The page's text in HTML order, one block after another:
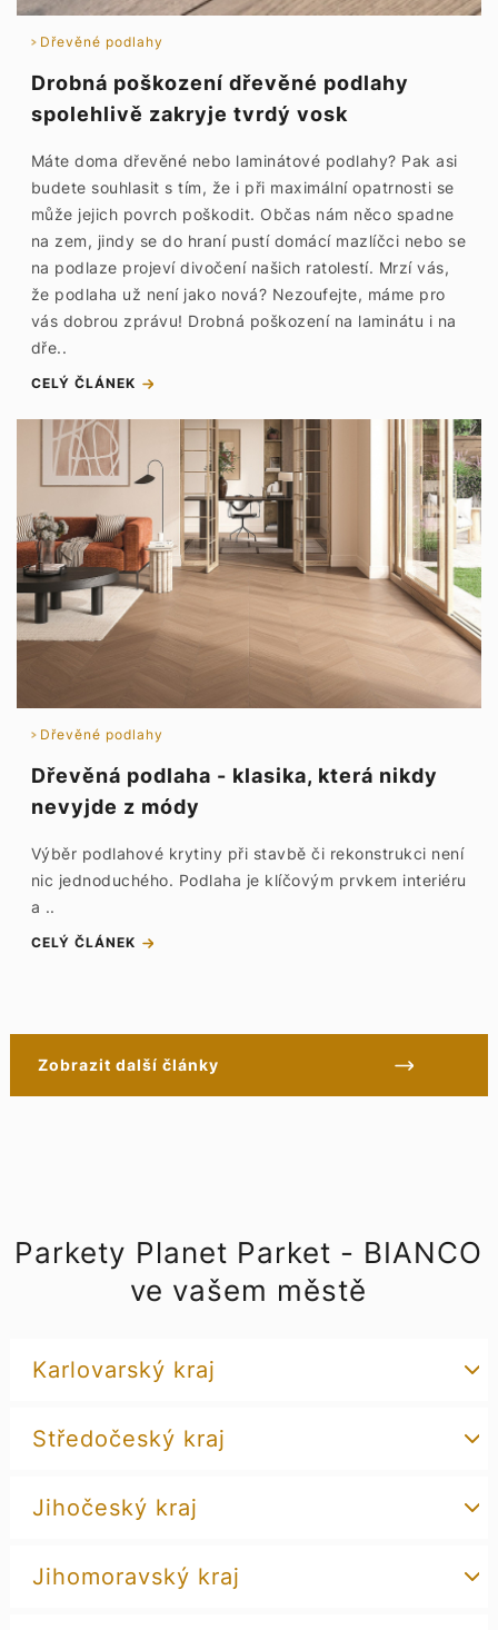
Dřevěné podlahy
Drobná poškození dřevěné podlahy
spolehlivě zakryje tvrdý vosk
Máte doma dřevěné nebo laminátové podlahy? Pak asi
budete souhlasit s tím, že i při maximální opatrnosti se
může jejich povrch poškodit. Občas nám něco spadne
na zem, jindy se do hraní pustí domácí mazlíčci nebo se
na podlaze projeví divočení našich ratolestí. Mrzí vás,
že podlaha už není jako nová? Nezoufejte, máme pro
vás dobrou zprávu! Drobná poškození na laminátu i na
dře..
CELÝ ČLÁNEK
Dřevěné podlahy
Dřevěná podlaha - klasika, která nikdy
nevyjde z módy
Výběr podlahové krytiny při stavbě či rekonstrukci není
nic jednoduchého. Podlaha je klíčovým prvkem interiéru
a ..
CELÝ ČLÁNEK
Zobrazit další články
Parkety Planet Parket - BIANCO
ve vašem městě
Karlovarský kraj
Středočeský kraj
Jihočeský kraj
Jihomoravský kraj